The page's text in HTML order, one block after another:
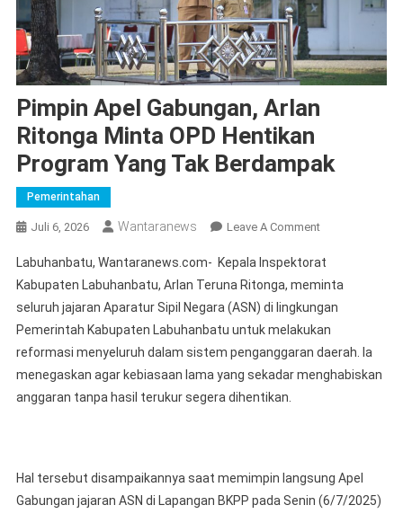
Pimpin Apel Gabungan, Arlan
Ritonga Minta OPD Hentikan
Program Yang Tak Berdampak
Pemerintahan
Juli 6, 2026 Wantaranews Leave A CommentOn
Apel
Gabungan,
Arlan
Ritonga
Minta
OPD
Berdampak
Labuhanbatu, Wantaranews.com- Kepala Inspektorat
Kabupaten Labuhanbatu, Arlan Teruna Ritonga, meminta
seluruh jajaran Aparatur Sipil Negara (ASN) di lingkungan
Pemerintah Kabupaten Labuhanbatu untuk melakukan
reformasi menyeluruh dalam sistem penganggaran daerah. Ia
menegaskan agar kebiasaan lama yang sekadar menghabiskan
anggaran tanpa hasil terukur segera dihentikan.
Hal tersebut disampaikannya saat memimpin langsung Apel
Gabungan jajaran ASN di Lapangan BKPP pada Senin (6/7/2025)